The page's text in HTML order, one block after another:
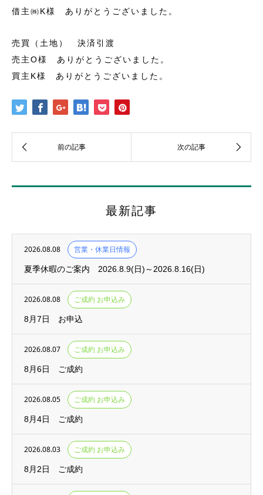
借主㈱K様 ありがとうございました。
売買（土地） 決済引渡
売主O様 ありがとうございました。
買主K様 ありがとうございました。
最新記事
2026.08.08 営業・休業日情報
夏季休暇のご案内 2026.8.9(日)～2026.8.16(日)
2026.08.08 ご成約 お申込み
8月7日 お申込
2026.08.07 ご成約 お申込み
8月6日 ご成約
2026.08.05 ご成約 お申込み
8月4日 ご成約
2026.08.03 ご成約 お申込み
8月2日 ご成約